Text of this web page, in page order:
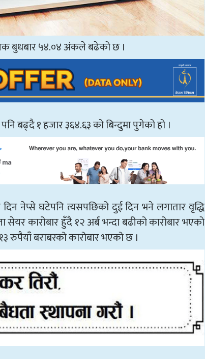
बुधबार ५४.०४ अंकले बढेको छ ।
बढ्दै १ हजार ३६४.६३ को बिन्दुमा पुगेको हो ।
दिन नेप्से घटेपनि त्यसपछिको दुई दिन भने लगातार वृद्धि
कारोबार हुँदै १२ अर्ब भन्दा बढीको कारोबार भएको
रुपैयाँ बराबरको कारोबार भएको छ ।